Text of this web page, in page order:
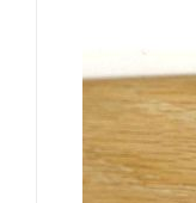
Товщина
18 мм
Ширина
60 мм
Довжина
2400 мм